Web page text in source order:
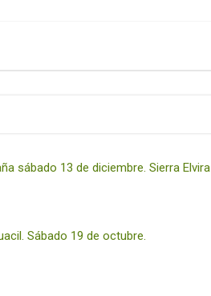
sábado 13 de diciembre. Sierra Elvira
Sábado 19 de octubre.